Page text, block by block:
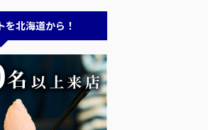
北海道から！